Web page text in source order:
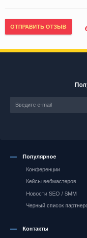
ОТПРАВИТЬ ОТЗЫВ
Популярное
Конференции
Кейсы вебмастеров
Новости SEO / SMM
Черный список
Контакты